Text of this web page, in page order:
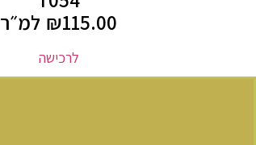
₪115.00 למ״ר
לרכישה